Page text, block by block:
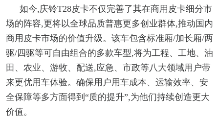
如今,庆铃T28皮卡不仅完善了其在商用皮卡细分市
场的阵容,更将以全球品质普惠更多创业群体,推动国内
商用皮卡市场的价值升级。该车包含标准厢/加长厢/两
驱/四驱等可自由组合的多款车型,将为工程、工地、油
田、农业、游牧、配送,应急、市政等八大领域用户带
来更优用车体验。确保用户用车成本、运输效率、安
全保障等多方面得到“质的提升”,为他们持续创造更大
价值。